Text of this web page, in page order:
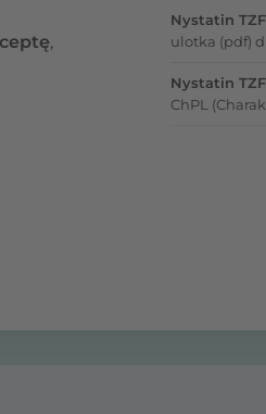
,
Nystatin TZF
ulotka (pdf)
Nystatin TZF
ChPL